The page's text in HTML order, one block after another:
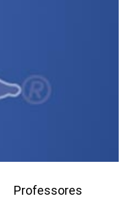
Professores